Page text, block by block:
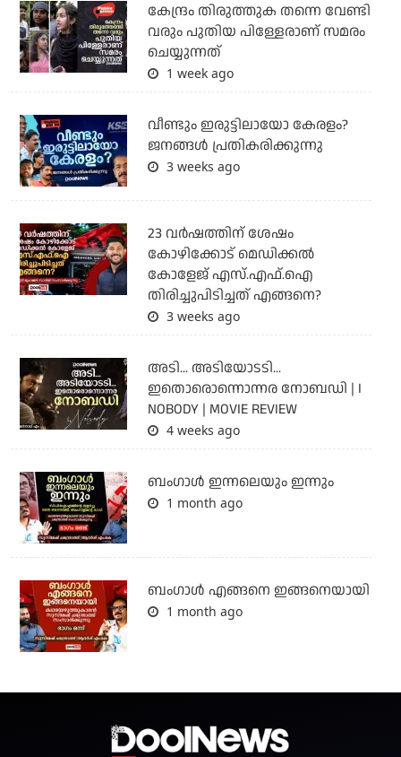
കേന്ദ്രം തിരുത്തുക തന്നെ വേണ്ടി
വരും പുതിയ പിള്ളേരാണ് സമരം
ചെയ്യുന്നത്
1 week ago
വീണ്ടും ഇരുട്ടിലായോ കേരളം?
ജനങ്ങൾ പ്രതികരിക്കുന്നു
3 weeks ago
23 വർഷത്തിന് ശേഷം
കോഴിക്കോട് മെഡിക്കൽ
കോളേജ് എസ്.എഫ്.ഐ
തിരിച്ചുപിടിച്ചത് എങ്ങനെ?
3 weeks ago
അടി... അടിയോടടി...
ഇതൊരൊന്നൊന്നര നോബഡി | I
NOBODY | MOVIE REVIEW
4 weeks ago
ബംഗാള്‍ ഇന്നലെയും ഇന്നും
1 month ago
ബം​ഗാൾ എങ്ങനെ ഇങ്ങനെയായി
1 month ago